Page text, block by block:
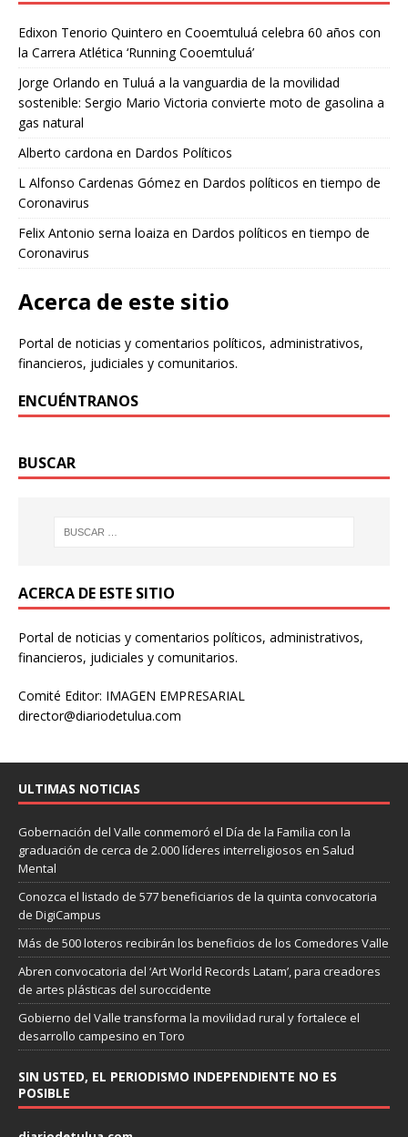
Edixon Tenorio Quintero en Cooemtuluá celebra 60 años con
la Carrera Atlética ‘Running Cooemtuluá’
Jorge Orlando en Tuluá a la vanguardia de la movilidad
sostenible: Sergio Mario Victoria convierte moto de gasolina a
gas natural
Alberto cardona en Dardos Políticos
L Alfonso Cardenas Gómez en Dardos políticos en tiempo de
Coronavirus
Felix Antonio serna loaiza en Dardos políticos en tiempo de
Coronavirus
Acerca de este sitio
Portal de noticias y comentarios políticos, administrativos,
financieros, judiciales y comunitarios.
ENCUÉNTRANOS
BUSCAR
ACERCA DE ESTE SITIO
Portal de noticias y comentarios políticos, administrativos,
financieros, judiciales y comunitarios.
Comité Editor: IMAGEN EMPRESARIAL
director@diariodetulua.com
ULTIMAS NOTICIAS
Gobernación del Valle conmemoró el Día de la Familia con la
graduación de cerca de 2.000 líderes interreligiosos en Salud
Mental
Conozca el listado de 577 beneficiarios de la quinta convocatoria
de DigiCampus
Más de 500 loteros recibirán los beneficios de los Comedores Valle
Abren convocatoria del ‘Art World Records Latam’, para creadores
de artes plásticas del suroccidente
Gobierno del Valle transforma la movilidad rural y fortalece el
desarrollo campesino en Toro
SIN USTED, EL PERIODISMO INDEPENDIENTE NO ES
POSIBLE